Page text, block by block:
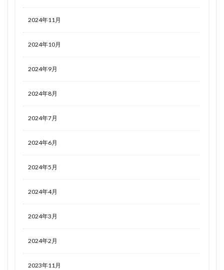
2024年11月
2024年10月
2024年9月
2024年8月
2024年7月
2024年6月
2024年5月
2024年4月
2024年3月
2024年2月
2023年11月